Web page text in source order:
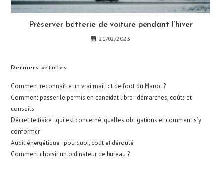
Préserver batterie de voiture pendant l’hiver
21/02/2023
Derniers articles
Comment reconnaître un vrai maillot de foot du Maroc ?
Comment passer le permis en candidat libre : démarches, coûts et
conseils
Décret tertiaire : qui est concerné, quelles obligations et comment s’y
conformer
Audit énergétique : pourquoi, coût et déroulé
Comment choisir un ordinateur de bureau ?